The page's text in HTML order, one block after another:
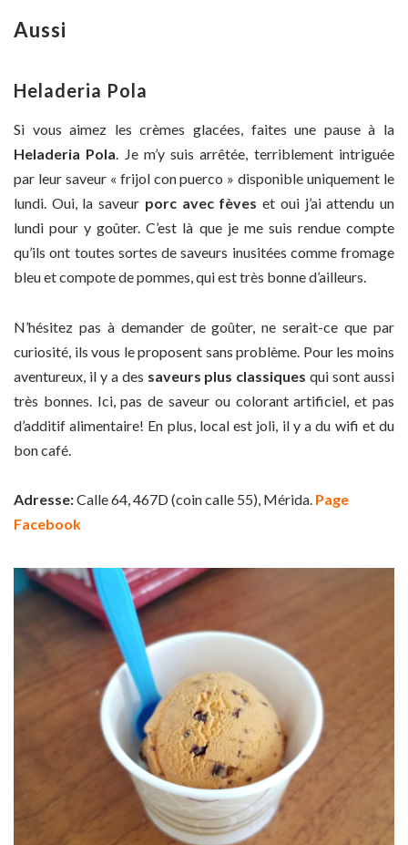
Aussi
Heladeria Pola
Si vous aimez les crèmes glacées, faites une pause à la
Heladeria Pola. Je m’y suis arrêtée, terriblement intriguée
par leur saveur « frijol con puerco » disponible uniquement le
lundi. Oui, la saveur porc avec fèves et oui j’ai attendu un
lundi pour y goûter. C’est là que je me suis rendue compte
qu’ils ont toutes sortes de saveurs inusitées comme fromage
bleu et compote de pommes, qui est très bonne d’ailleurs.
N’hésitez pas à demander de goûter, ne serait-ce que par
curiosité, ils vous le proposent sans problème. Pour les moins
aventureux, il y a des saveurs plus classiques qui sont aussi
très bonnes. Ici, pas de saveur ou colorant artificiel, et pas
d’additif alimentaire! En plus, local est joli, il y a du wifi et du
bon café.
Adresse:Calle 64, 467D (coin calle 55), Mérida. Page
Facebook